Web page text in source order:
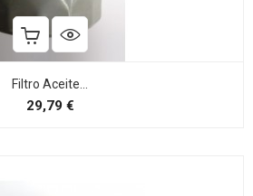
Filtro Aceite...
29,79 €Preço